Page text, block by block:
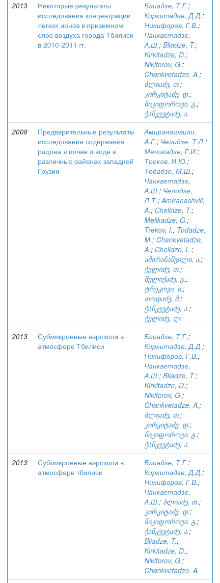
2013
Некоторые результаты
исследования концентрации
легких ионов в приземном
слое воздуха города Тбилиси
в 2010-2011 гг.
Блиадзе, Т.Г.;
Киркитадзе, Д.Д.;
Никифоров, Г.В.;
Чанкветадзе,
А.Ш.; Bliadze, T.;
Kirkitadze, D.;
Nikiforov, G.;
Chankvetadze, A.;
ბლიაძე, თ.;
კირკიტაძე, დ.;
ნიკიფოროვი, გ.;
ჭანკვეტაძე, ა.
2008
Предварительные результаты
исследования содержания
радона в почве и воде в
различных районах западной
Грузии
Амиранашвили,
А.Г.; Челидзе, Т.Л.;
Меликадзе, Г.И.;
Треков, И.Ю.;
Тодадзе, М.Ш.;
Чанкветадзе,
А.Ш.; Челидзе,
Л.Т.;Amiranashvili,
A.; Chelidze, T.;
Melikadze, G.;
Trekov, I.; Todadze,
M.; Chankvetadze,
A.; Chelidze, L.;
ამირანაშვილი, ა.;
ჭელიძე, თ.;
მელიქაძე, გ.;
ტრეკოვი, ი.;
თოდაძე, მ.;
ჭანკვეტაძე, ა.;
ჭელიძე, ლ.
2013
Субмикронные аэрозоли в
атмосфере Тбилиси
Блиадзе, Т.Г.;
Киркитадзе, Д.Д.;
Никифоров, Г.В.;
Чанкветадзе,
А.Ш.; Bliadze, T.;
Kirkitadze, D.;
Nikiforov, G.;
Chankvetadze, A.;
ბლიაძე, თ.;
კირკიტაძე, დ.;
ნიკიფოროვი, გ.;
ჭანკვეტაძე, ა.
2013
Субмикронные аэрозоли в
атмосфере тбилиси
Блиадзе, Т.Г.;
Киркитадзе, Д.Д.;
Никифоров, Г.В.;
Чанкветадзе,
А.Ш.; ბლიაძე, თ.;
კირკიტაძე, დ.;
ნიკიფოროვი, გ.;
ჭანკვეტაძე, ა.;
Bliadze, T.;
Kirkitadze, D.;
Nikiforov, G.;
Chankvetadze, A.